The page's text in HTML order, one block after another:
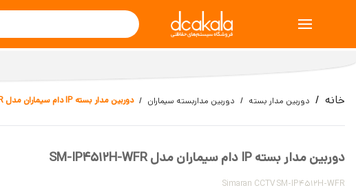
خانه دوربین مدار بسته دوربین مداربسته سیماران دوربین مدار بسته IP دام سیماران مدل SM-IP4512H-WFR
دوربین مدار بسته IP دام سیماران مدل SM-IP4512H-WFR
Simaran CCTV SM-IP4512H-WFR